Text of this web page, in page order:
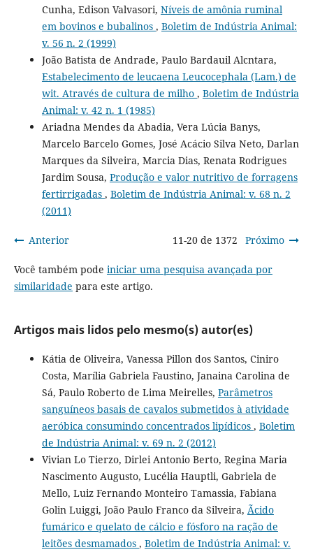
Cunha, Edison Valvasori, Níveis de amônia ruminal
em bovinos e bubalinos , Boletim de Indústria Animal:
v. 56 n. 2 (1999)
João Batista de Andrade, Paulo Bardauil Alcntara,
Estabelecimento de leucaena Leucocephala (Lam.) de
wit. Através de cultura de milho , Boletim de Indústria
Animal: v. 42 n. 1 (1985)
Ariadna Mendes da Abadia, Vera Lúcia Banys,
Marcelo Barcelo Gomes, José Acácio Silva Neto, Darlan
Marques da Silveira, Marcia Dias, Renata Rodrigues
Jardim Sousa, Produção e valor nutritivo de forragens
fertirrigadas , Boletim de Indústria Animal: v. 68 n. 2
(2011)
Anterior 11-20 de 1372 Próximo
Você também pode iniciar uma pesquisa avançada por
similaridade para este artigo.
Artigos mais lidos pelo mesmo(s) autor(es)
Kátia de Oliveira, Vanessa Pillon dos Santos, Ciniro
Costa, Marília Gabriela Faustino, Janaina Carolina de
Sá, Paulo Roberto de Lima Meirelles, Parâmetros
sanguíneos basais de cavalos submetidos à atividade
aeróbica consumindo concentrados lipídicos , Boletim
de Indústria Animal: v. 69 n. 2 (2012)
Vivian Lo Tierzo, Dirlei Antonio Berto, Regina Maria
Nascimento Augusto, Lucélia Hauptli, Gabriela de
Mello, Luiz Fernando Monteiro Tamassia, Fabiana
Golin Luiggi, João Paulo Franco da Silveira, Ãcido
fumárico e quelato de cálcio e fósforo na ração de
leitões desmamados , Boletim de Indústria Animal: v.